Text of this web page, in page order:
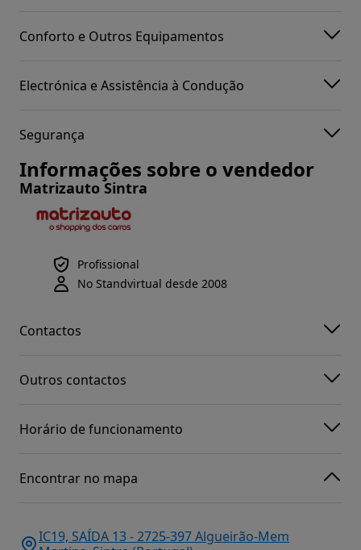
Conforto e Outros Equipamentos
Electrónica e Assistência à Condução
Segurança
Informações sobre o vendedor
Matrizauto Sintra
Profissional
No Standvirtual desde 2008
Contactos
Outros contactos
Horário de funcionamento
Encontrar no mapa
IC19, SAÍDA 13 - 2725-397 Algueirão-Mem